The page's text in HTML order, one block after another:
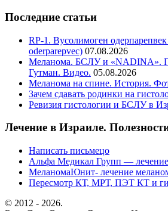
Последние статьи
RP-1. Вусолимоген
oderparepvec) 07.08.2026
Меланома. БСЛУ и «NADINA».
Гутман. Видео. 05.08.2026
Меланома на спине. История.
Зачем сдавать родинки на
Ревизия гистологии и БСЛУ в
Лечение в Израиле.
Написать письмецо
Альфа Медикал Групп —
МеланомаЮнит- лечение
Пересмотр КТ, МРТ, ПЭТ КТ и
© 2012 - 2026.